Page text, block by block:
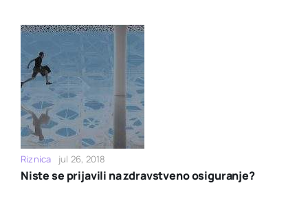
Riznica jul 26, 2018
Niste se prijavili na zdravstveno osiguranje?